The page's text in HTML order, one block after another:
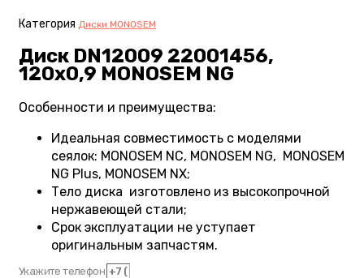
Категория Диски MONOSEM
Диск DN12009 22001456,
120х0,9 MONOSEM NG
Особенности и преимущества:
Идеальная совместимость с моделями
сеялок: MONOSEM NC, MONOSEM NG, MONOSEM
NG Plus, MONOSEM NX;
Тело диска изготовлено из высокопрочной
нержавеющей стали;
Срок эксплуатации не уступает
оригинальным запчастям.
Укажите телефон